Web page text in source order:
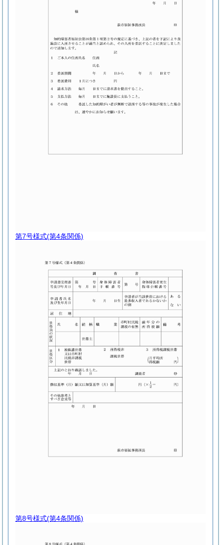
第7号様式(第4条関係)
第8号様式(第4条関係)